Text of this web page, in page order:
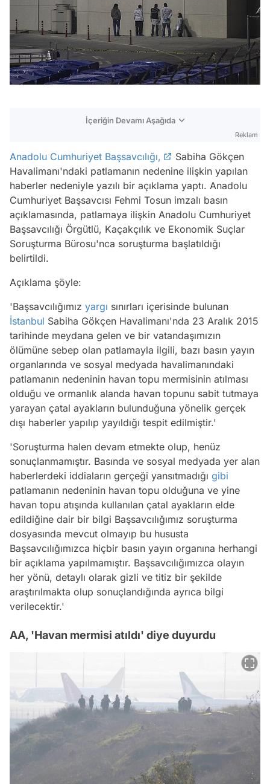
İçeriğin Devamı Aşağıda
Reklam
Anadolu Cumhuriyet Başsavcılığı,
Sabiha Gökçen
Havalimanı'ndaki patlamanın nedenine ilişkin yapılan
haberler nedeniyle yazılı bir açıklama yaptı. Anadolu
Cumhuriyet Başsavcısı Fehmi Tosun imzalı basın
açıklamasında, patlamaya ilişkin Anadolu Cumhuriyet
Başsavcılığı Örgütlü, Kaçakçılık ve Ekonomik Suçlar
Soruşturma Bürosu'nca soruşturma başlatıldığı
belirtildi.
Açıklama şöyle:
'Başsavcılığımız yargı sınırları içerisinde bulunan
İstanbul Sabiha Gökçen Havalimanı'nda 23 Aralık 2015
tarihinde meydana gelen ve bir vatandaşımızın
ölümüne sebep olan patlamayla ilgili, bazı basın yayın
organlarında ve sosyal medyada havalimanındaki
patlamanın nedeninin havan topu mermisinin atılması
olduğu ve ormanlık alanda havan topunu sabit tutmaya
yarayan çatal ayakların bulunduğuna yönelik gerçek
dışı haberler yapılıp yayıldığı tespit edilmiştir.'
'Soruşturma halen devam etmekte olup, henüz
sonuçlanmamıştır. Basında ve sosyal medyada yer alan
haberlerdeki iddiaların gerçeği yansıtmadığı gibi
patlamanın nedeninin havan topu olduğuna ve yine
havan topu atışında kullanılan çatal ayakların elde
edildiğine dair bir bilgi Başsavcılığımız soruşturma
dosyasında mevcut olmayıp bu hususta
Başsavcılığımızca hiçbir basın yayın organına herhangi
bir açıklama yapılmamıştır. Başsavcılığımızca olayın
her yönü, detaylı olarak gizli ve titiz bir şekilde
araştırılmakta olup sonuçlandığında ayrıca bilgi
verilecektir.'
AA, 'Havan mermisi atıldı' diye duyurdu